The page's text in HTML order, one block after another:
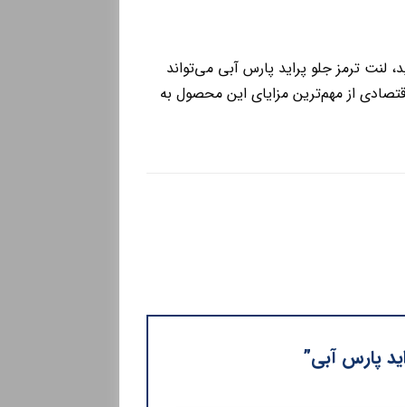
لنت ترمز جلو پراید پارس آبی می‌تواند
از مهم‌ترین مزایای این محصول به
پارس آبی”